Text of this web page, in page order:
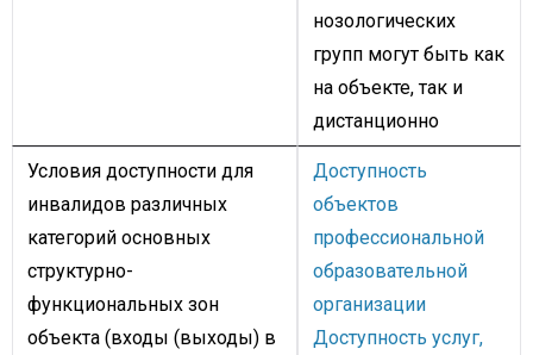
нозологических
групп могут быть как
на объекте, так и
дистанционно
Условия доступности для
инвалидов различных
категорий основных
структурно-
функциональных зон
объекта (входы (выходы) в
Доступность
объектов
профессиональной
образовательной
организации
Доступность услуг,